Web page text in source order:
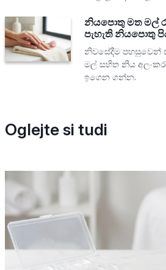
නියපොතු මත මල්
පැහැති නියපොතු
නිවසේදීම පහසුවෙන්
මල් සහිත නිය
ඉගෙන ගන්න.
Oglejte si tudi